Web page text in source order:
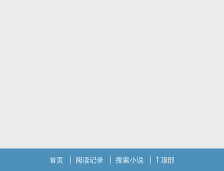
首页 阅读记录 搜索小说 顶部